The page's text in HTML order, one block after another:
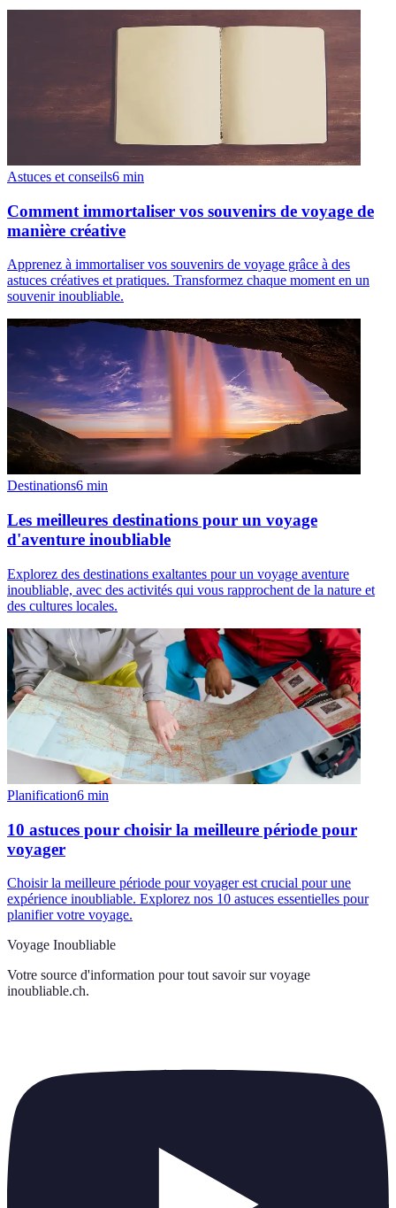
Astuces et conseils6 min
Comment immortaliser vos souvenirs de voyage de
manière créative
Apprenez à immortaliser vos souvenirs de voyage grâce à des
astuces créatives et pratiques. Transformez chaque moment en un
souvenir inoubliable.
Destinations6 min
Les meilleures destinations pour un voyage
d'aventure inoubliable
Explorez des destinations exaltantes pour un voyage aventure
inoubliable, avec des activités qui vous rapprochent de la nature et
des cultures locales.
Planification6 min
10 astuces pour choisir la meilleure période pour
voyager
Choisir la meilleure période pour voyager est crucial pour une
expérience inoubliable. Explorez nos 10 astuces essentielles pour
planifier votre voyage.
Voyage Inoubliable
Votre source d'information pour tout savoir sur voyage
inoubliable.ch.